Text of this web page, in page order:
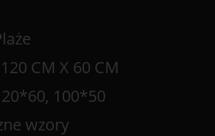
CM X 60 CM
100*50
wzory